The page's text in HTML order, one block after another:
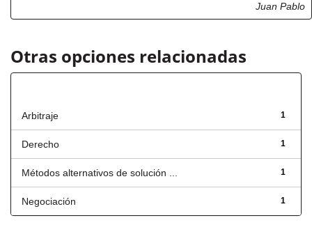
Juan Pablo
Otras opciones relacionadas
1
Arbitraje
1
Derecho
1
Métodos alternativos de solución ...
1
Negociación